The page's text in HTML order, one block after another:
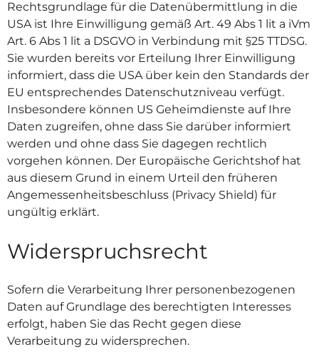
Rechtsgrundlage für die Datenübermittlung in die
USA ist Ihre Einwilligung gemäß Art. 49 Abs 1 lit a iVm
Art. 6 Abs 1 lit a DSGVO in Verbindung mit §25 TTDSG.
Sie wurden bereits vor Erteilung Ihrer Einwilligung
informiert, dass die USA über kein den Standards der
EU entsprechendes Datenschutzniveau verfügt.
Insbesondere können US Geheimdienste auf Ihre
Daten zugreifen, ohne dass Sie darüber informiert
werden und ohne dass Sie dagegen rechtlich
vorgehen können. Der Europäische Gerichtshof hat
aus diesem Grund in einem Urteil den früheren
Angemessenheitsbeschluss (Privacy Shield) für
ungültig erklärt.
Widerspruchsrecht
Sofern die Verarbeitung Ihrer personenbezogenen
Daten auf Grundlage des berechtigten Interesses
erfolgt, haben Sie das Recht gegen diese
Verarbeitung zu widersprechen.